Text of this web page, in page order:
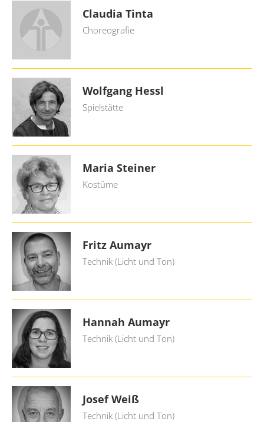
Claudia Tinta
Choreografie
Wolfgang Hessl
Spielstätte
Maria Steiner
Kostüme
Fritz Aumayr
Technik (Licht und Ton)
Hannah Aumayr
Technik (Licht und Ton)
Josef Weiß
Technik (Licht und Ton)